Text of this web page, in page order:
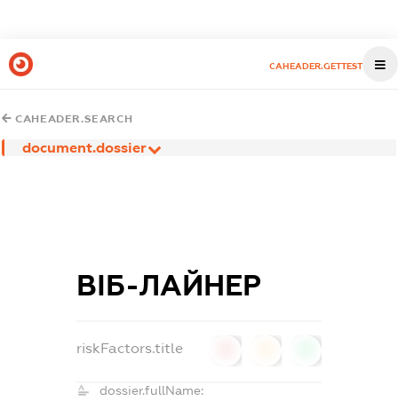
CAHEADER.GETTEST
CAHEADER.SEARCH
document.dossier
ВІБ-ЛАЙНЕР
riskFactors.title
dossier.fullName: